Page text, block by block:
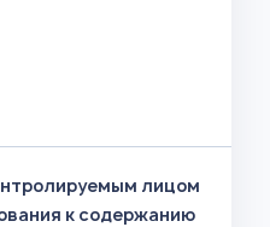
лицом
к содержанию